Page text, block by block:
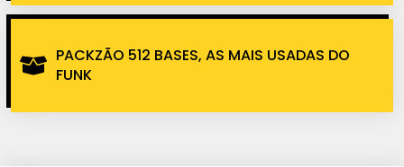
PACKZÃO 512 BASES, AS MAIS USADAS DO
FUNK